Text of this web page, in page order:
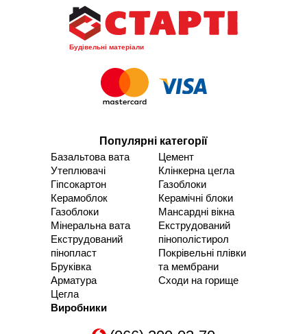
Будівельні матеріали
Популярні категорії
Базальтова вата
Утеплювачі
Гіпсокартон
Керамоблок
Газоблоки
Мінеральна вата
Екструдований
пінопласт
Бруківка
Арматура
Цегла
Цемент
Клінкерна цегла
Газоблоки
Керамічні блоки
Мансардні вікна
Екструдований
пінополістирол
Покрівельні плівки
та мембрани
Сходи на горище
Виробники